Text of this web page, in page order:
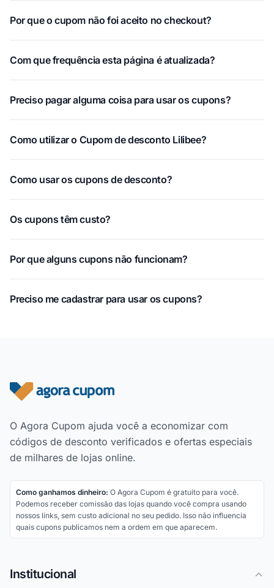
Por que o cupom não foi aceito no checkout?
Com que frequência esta página é atualizada?
Preciso pagar alguma coisa para usar os cupons?
Como utilizar o Cupom de desconto Lilibee?
Como usar os cupons de desconto?
Os cupons têm custo?
Por que alguns cupons não funcionam?
Preciso me cadastrar para usar os cupons?
Rodapé do site
O Agora Cupom ajuda você a economizar com
códigos de desconto verificados e ofertas especiais
de milhares de lojas online.
Como ganhamos dinheiro: O Agora Cupom é gratuito para você.
Podemos receber comissão das lojas quando você compra usando
nossos links, sem custo adicional no seu pedido. Isso não influencia
quais cupons publicamos nem a ordem em que aparecem.
Institucional